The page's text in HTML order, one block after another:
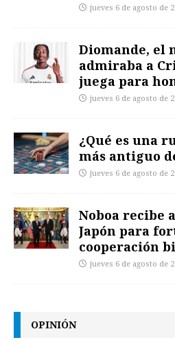
jueves 6 de agosto de
Diomande, el
admiraba a
juega para
jueves 6 de agosto de
¿Qué es una
más antiguo
jueves 6 de agosto de
Noboa recibe
Japón para
cooperación
jueves 6 de agosto de
OPINIÓN